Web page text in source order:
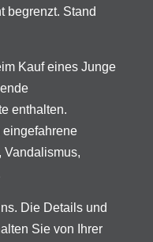
begrenzt. Stand
Kauf eines Junge
enthalten.
Vandalismus,
Die Details und
Sie von Ihrer